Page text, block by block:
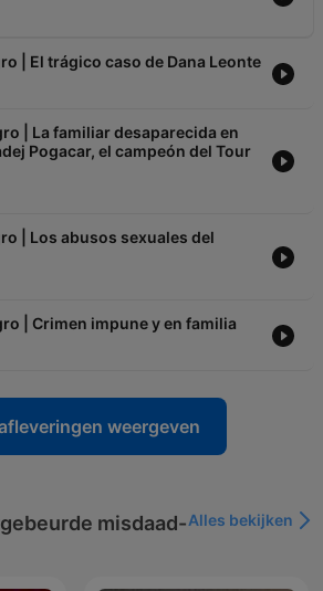
| El trágico caso de Dana Leonte
| La familiar desaparecida en
Pogacar, el campeón del Tour
| Los abusos sexuales del
| Crimen impune y en familia
weergeven
misdaad-Alles bekijken